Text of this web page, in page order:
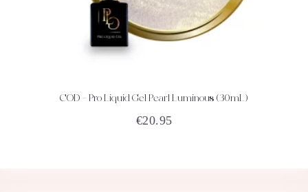
ACHETEZ DÉTAILS
COD – Pro Liquid Gel Pearl Luminous (30mL)
€20.95